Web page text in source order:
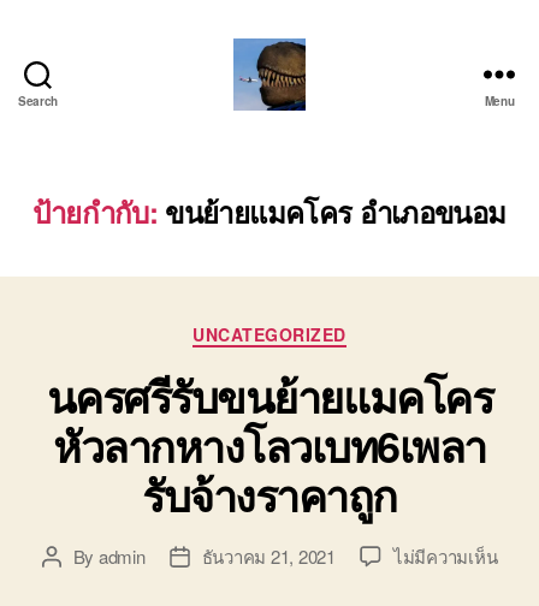
Search
เบท
เฉพาะ
พิเศษ
เครื่องจักร
โทร
0818900005
Menu
ป้ายกำกับ: ขนย้ายแมคโคร อำเภอขนอม
Categories
UNCATEGORIZED
นครศรีรับขนย้ายแมคโคร
หัวลากหางโลวเบท6เพลา
รับจ้างราคาถูก
PostBy admin
Postธันวาคม 21, 2021 ไม่มีความเห็นบน